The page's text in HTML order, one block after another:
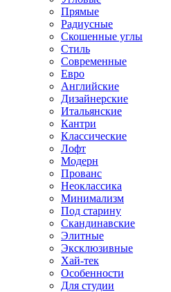
Прямые
Радиусные
Скошенные углы
Стиль
Современные
Евро
Английские
Дизайнерские
Итальянские
Кантри
Классические
Лофт
Модерн
Прованс
Неоклассика
Минимализм
Под старину
Скандинавские
Элитные
Эксклюзивные
Хай-тек
Особенности
Для студии